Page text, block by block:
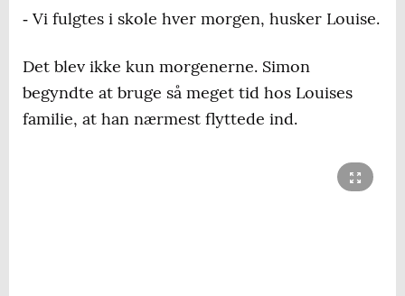
‐ Vi fulgtes i skole hver morgen, husker Louise.
Det blev ikke kun morgenerne. Simon
begyndte at bruge så meget tid hos Louises
familie, at han nærmest flyttede ind.